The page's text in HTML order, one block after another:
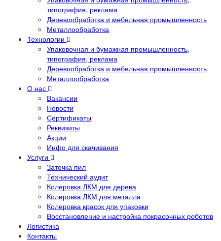
типография, реклама
Деревообработка и мебельная промышленность
Металлообработка
Технологии
Упаковочная и бумажная промышленность,
типография, реклама
Деревообработка и мебельная промышленность
Металлообработка
О нас
Вакансии
Новости
Сертификаты
Реквизиты
Акции
Инфо для скачивания
Услуги
Заточка пил
Технический аудит
Колеровка ЛКМ для дерева
Колеровка ЛКМ для металла
Колеровка красок для упаковки
Восстановление и настройка покрасочных роботов
Логистика
Контакты